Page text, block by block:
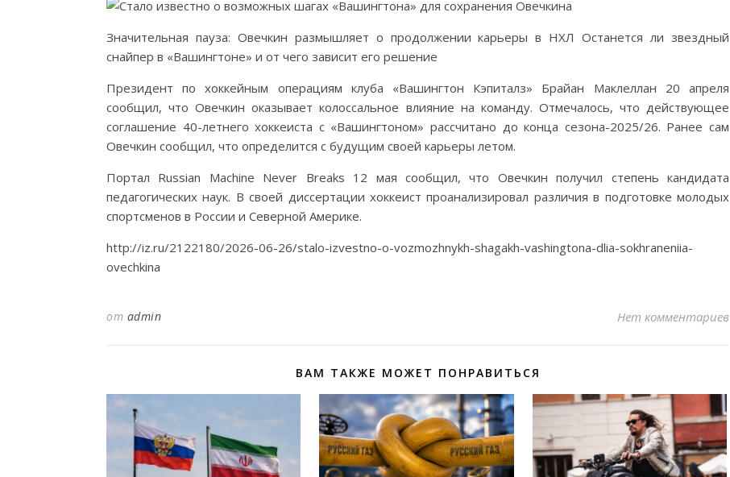
Значительная пауза: Овечкин размышляет о продолжении карьеры в НХЛ Останется ли звездный
снайпер в «Вашингтоне» и от чего зависит его решение
Президент по хоккейным операциям клуба «Вашингтон Кэпиталз» Брайан Маклеллан 20 апреля
сообщил, что Овечкин оказывает колоссальное влияние на команду. Отмечалось, что действующее
соглашение 40-летнего хоккеиста с «Вашингтоном» рассчитано до конца сезона-2025/26. Ранее сам
Овечкин сообщил, что определится с будущим своей карьеры летом.
Портал Russian Machine Never Breaks 12 мая сообщил, что Овечкин получил степень кандидата
педагогических наук. В своей диссертации хоккеист проанализировал различия в подготовке молодых
спортсменов в России и Северной Америке.
http://iz.ru/2122180/2026-06-26/stalo-izvestno-o-vozmozhnykh-shagakh-vashingtona-dlia-sokhraneniia-
ovechkina
от admin Нет комментариев
ВАМ ТАКЖЕ МОЖЕТ ПОНРАВИТЬСЯ